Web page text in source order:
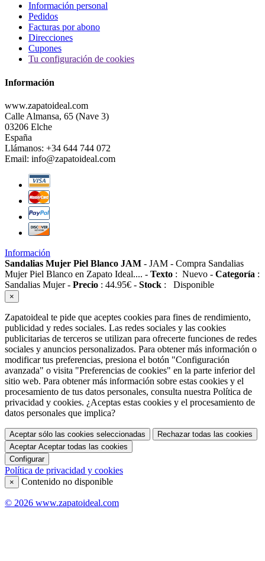
Información personal
Pedidos
Facturas por abono
Direcciones
Cupones
Tu configuración de cookies
Información
www.zapatoideal.com
Calle Almansa, 65 (Nave 3)
03206 Elche
España
Llámanos: +34 644 744 072
Email: info@zapatoideal.com
Información
Sandalias Mujer Piel Blanco JAM - JAM - Compra Sandalias
Mujer Piel Blanco en Zapato Ideal.... - Texto : Nuevo - Categoría :
Sandalias Mujer- Precio : 44.95€ - Stock : Disponible
×
Zapatoideal te pide que aceptes cookies para fines de rendimiento,
publicidad y redes sociales. Las redes sociales y las cookies
publicitarias de terceros se utilizan para ofrecerte funciones de redes
sociales y anuncios personalizados. Para obtener más información o
modificar tus preferencias, presiona el botón "Configuración
avanzada" o visita "Preferencias de cookies" en la parte inferior del
sitio web. Para obtener más información sobre estas cookies y el
procesamiento de tus datos personales, consulta nuestra Política de
privacidad y cookies. ¿Aceptas estas cookies y el procesamiento de
datos personales que implica?
Aceptar sólo las cookies seleccionadas
Rechazar todas las cookies
Aceptar Aceptar todas las cookies
Configurar
Política de privacidad y cookies
× Contenido no disponible
© 2026 www.zapatoideal.com